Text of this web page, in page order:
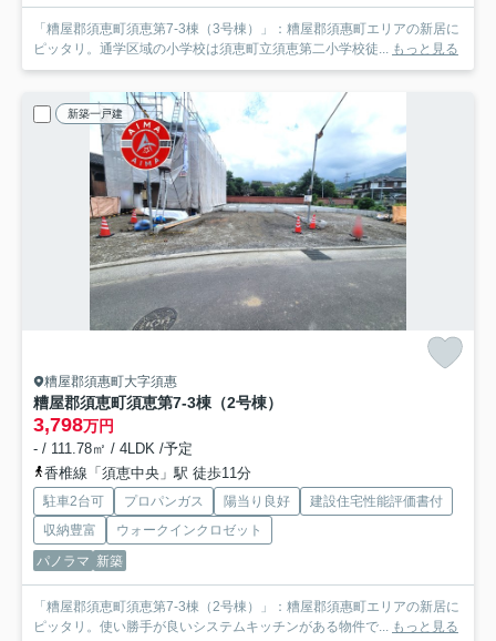
「糟屋郡須恵町須恵第7-3棟（3号棟）」：糟屋郡須惠町エリアの新居に
ピッタリ。通学区域の小学校は須恵町立須恵第二小学校徒... もっと見る
新築一戸建
糟屋郡須惠町大字須惠
糟屋郡須恵町須恵第7-3棟（2号棟）
3,798万円
- / 111.78㎡ / 4LDK /予定
香椎線「須恵中央」駅 徒歩11分
駐車2台可 プロパンガス 陽当り良好
建設住宅性能評価書付
収納豊富
ウォークインクロゼット
パノラマ 新築
「糟屋郡須恵町須恵第7-3棟（2号棟）」：糟屋郡須惠町エリアの新居に
ピッタリ。使い勝手が良いシステムキッチンがある物件で... もっと見る